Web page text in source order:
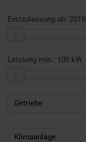
Erstzulassung ab: 2018
Leistung min.: 100 kW
Getriebe
Klimaanlage